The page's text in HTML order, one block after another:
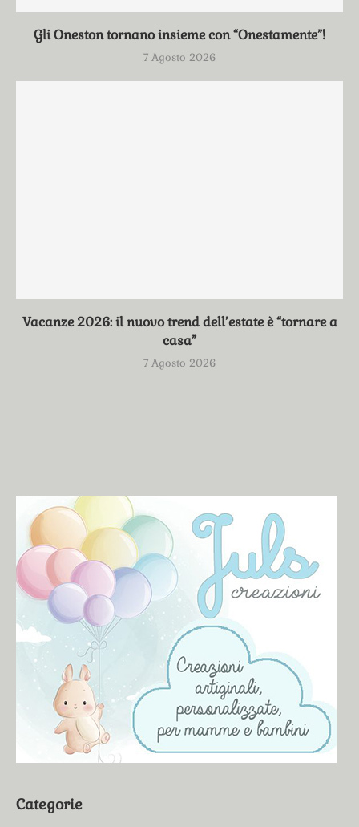
Gli Oneston tornano insieme con “Onestamente”!
7 Agosto 2026
Vacanze 2026: il nuovo trend dell’estate è “tornare a
casa”
7 Agosto 2026
Categorie